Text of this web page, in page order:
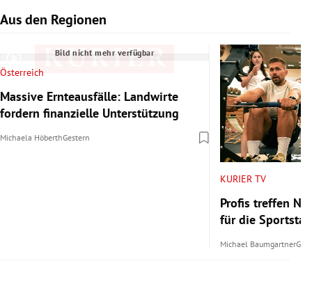
Aus den Regionen
Slide 1 von 6
Bild nicht mehr verfügbar
Österreich
Massive Ernteausfälle: Landwirte
fordern finanzielle Unterstützung
Michaela HöberthGestern
KURIER TV
Profis treffen
für die
Michael Baumgartner